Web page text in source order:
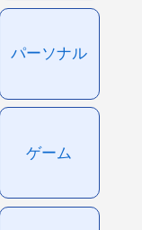
パーソナル
ゲーム